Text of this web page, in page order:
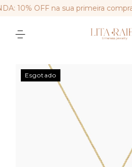
10% OFF na sua primeira compra.
Esgotado